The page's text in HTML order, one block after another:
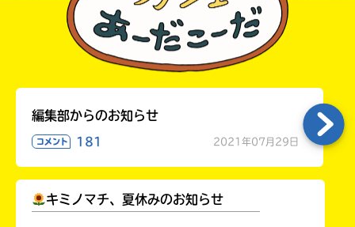
編集部からのお知らせ
コメント 181 2021年07月29日
キミノマチ、夏休みのお知らせ